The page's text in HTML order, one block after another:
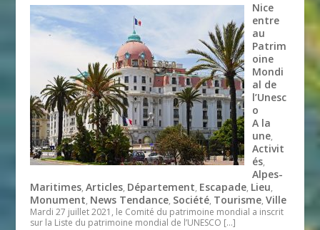
Nice
entre
au
Patrim
oine
Mondi
al de
l’Unesc
o
A la
une,
Activit
és,
Alpes-
Maritimes,Articles, Département, Escapade, Lieu,
Monument, News Tendance, Société, Tourisme,Ville
Mardi 27 juillet 2021, le Comité du patrimoine mondial a inscrit
sur la Liste du patrimoine mondial de l’UNESCO […]